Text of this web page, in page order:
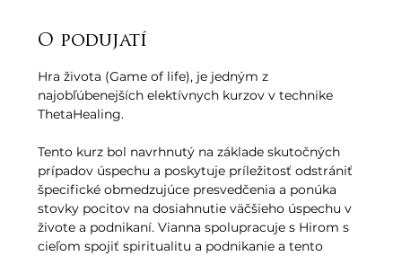
O podujatí
Hra života (Game of life), je jedným z
najobľúbenejších elektívnych kurzov v technike
ThetaHealing.
Tento kurz bol navrhnutý na základe skutočných
prípadov úspechu a poskytuje príležitosť odstrániť
špecifické obmedzujúce presvedčenia a ponúka
stovky pocitov na dosiahnutie väčšieho úspechu v
živote a podnikaní. Vianna spolupracuje s Hirom s
cieľom spojiť spiritualitu a podnikanie a tento